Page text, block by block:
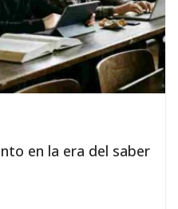
en la era del saber